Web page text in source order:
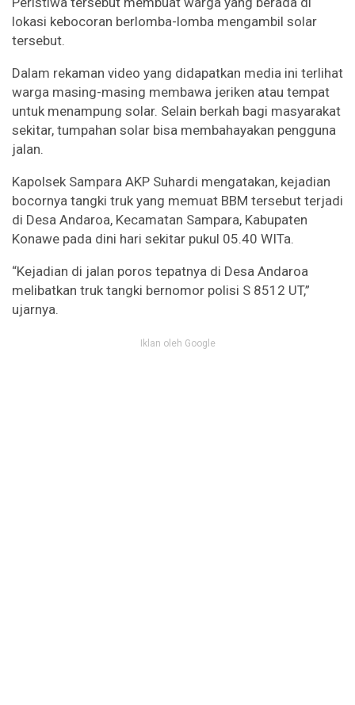
lokasi kebocoran berlomba-lomba mengambil solar
tersebut.
Dalam rekaman video yang didapatkan media ini terlihat
warga masing-masing membawa jeriken atau tempat
untuk menampung solar. Selain berkah bagi masyarakat
sekitar, tumpahan solar bisa membahayakan pengguna
jalan.
Kapolsek Sampara AKP Suhardi mengatakan, kejadian
bocornya tangki truk yang memuat BBM tersebut terjadi
di Desa Andaroa, Kecamatan Sampara, Kabupaten
Konawe pada dini hari sekitar pukul 05.40 WITa.
“Kejadian di jalan poros tepatnya di Desa Andaroa
melibatkan truk tangki bernomor polisi S 8512 UT,”
ujarnya.
Iklan oleh Google